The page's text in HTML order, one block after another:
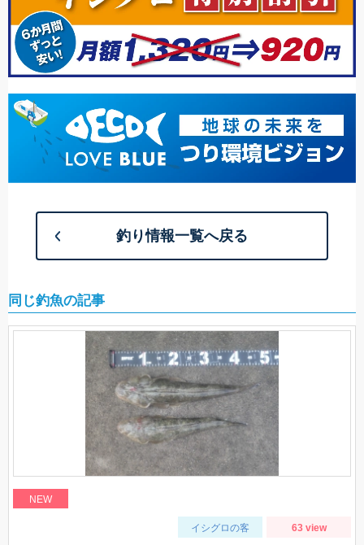
釣り情報一覧へ戻る
同じ釣魚の記事
NEW
イシグロの客 63 view